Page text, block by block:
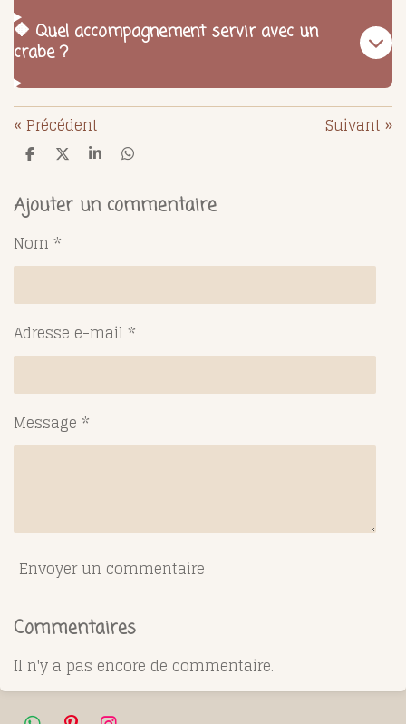
🔶 Quel accompagnement servir avec un
crabe ?
«Précédent Suivant»
P
t
a
e
r
P
t
a
r
P
t
a
r
P
t
a
r
Ajouter un commentaire
Nom *
Adresse e-mail *
Message *
Envoyer un commentaire
Commentaires
Il n'y a pas encore de commentaire.